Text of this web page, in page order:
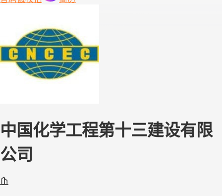
中国化学工程第十三建设有限
公司